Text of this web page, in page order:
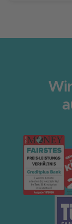
oder